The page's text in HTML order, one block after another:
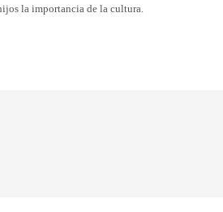
la importancia de la cultura.